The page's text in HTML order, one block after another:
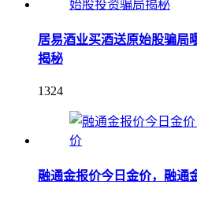
居易酒业买酒送原始股骗局
揭秘
1324
融通金报价今日金价，融通